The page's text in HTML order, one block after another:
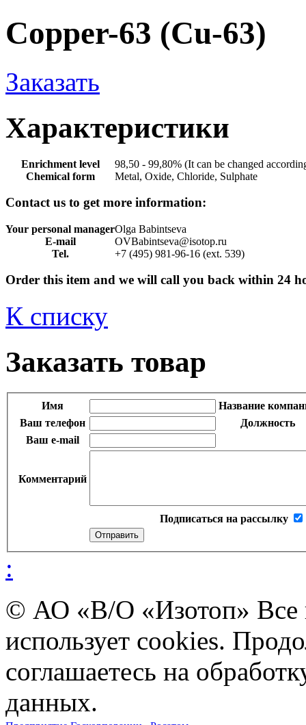
Copper-63 (Cu-63)
Заказать
Характеристики
Enrichment level
98,50 - 99,80% (It can be changed
Chemical form
Metal, Oxide, Chloride, Sulphate
Contact us to get more information:
Your personal managerOlga Babintseva
E-mail
OVBabintseva@isotop.ru
Tel.
+7 (495) 981-96-16 (ext. 539)
Order this item and we will call you back within 24
К списку
Заказать товар
Имя
Название
Ваш телефон
Должность
Ваш e-mail
Комментарий
Подписаться на рассылку
:
© АО «В/О «Изотоп» Все
использует cookies.
соглашаетесь на
данных.